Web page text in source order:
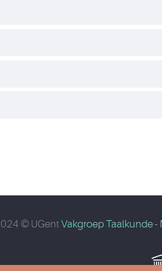
© UGentVakgroep Taalkunde -